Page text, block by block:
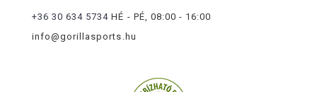
+36 30 634 5734 HÉ - PÉ, 08:00 - 16:00
info@gorillasports.hu